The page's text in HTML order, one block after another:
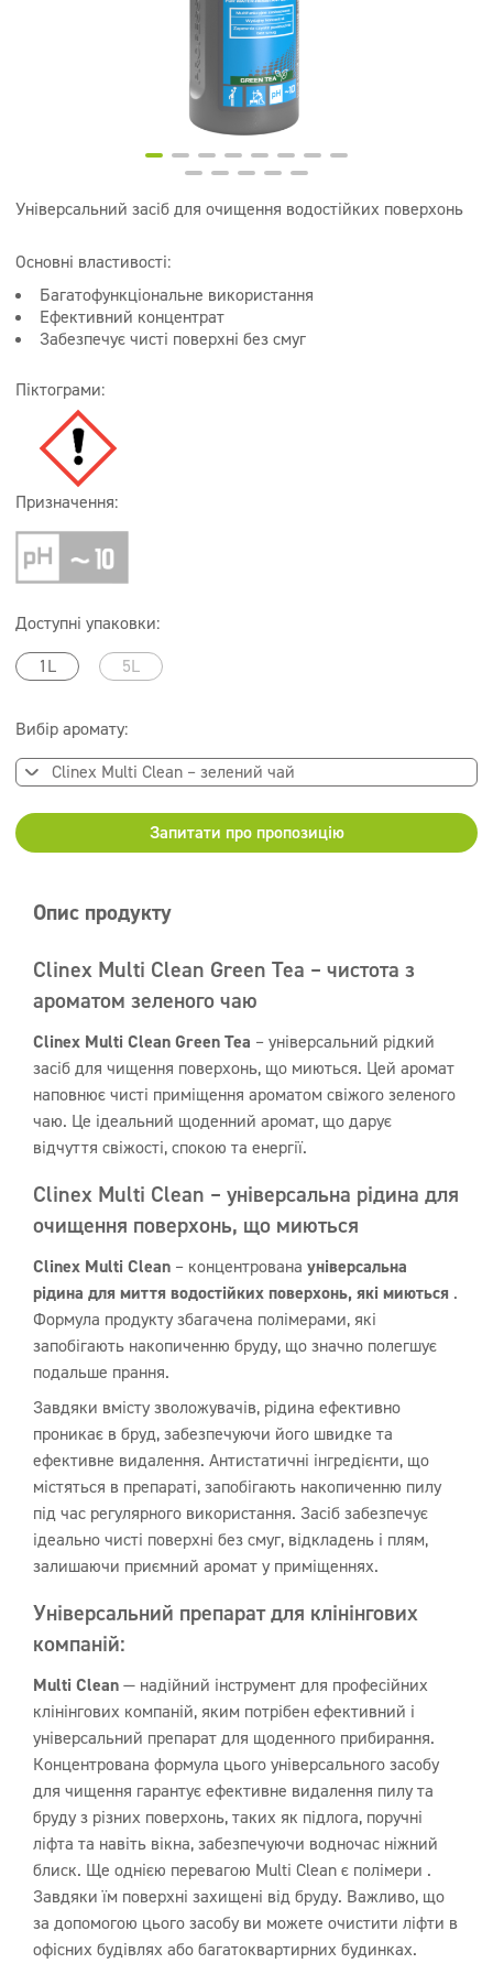
Універсальний засіб для очищення водостійких поверхонь
Основні властивості:
Багатофункціональне використання
Ефективний концентрат
Забезпечує чисті поверхні без смуг
Піктограми:
Призначення:
Доступні упаковки:
1L
5L
Вибір аромату:
Запитати про пропозицію
Опис продукту
Clinex Multi Clean Green Tea – чистота з
ароматом зеленого чаю
Clinex Multi Clean Green Tea – універсальний рідкий
засіб для чищення поверхонь, що миються. Цей аромат
наповнює чисті приміщення ароматом свіжого зеленого
чаю. Це ідеальний щоденний аромат, що дарує
відчуття свіжості, спокою та енергії.
Clinex Multi Clean – універсальна рідина для
очищення поверхонь, що миються
Clinex Multi Clean – концентрована універсальна
рідина для миття водостійких поверхонь, які миються .
Формула продукту збагачена полімерами, які
запобігають накопиченню бруду, що значно полегшує
подальше прання.
Завдяки вмісту зволожувачів, рідина ефективно
проникає в бруд, забезпечуючи його швидке та
ефективне видалення. Антистатичні інгредієнти, що
містяться в препараті, запобігають накопиченню пилу
під час регулярного використання. Засіб забезпечує
ідеально чисті поверхні без смуг, відкладень і плям,
залишаючи приємний аромат у приміщеннях.
Універсальний препарат для клінінгових
компаній:
Multi Clean— надійний інструмент для професійних
клінінгових компаній, яким потрібен ефективний і
універсальний препарат для щоденного прибирання.
Концентрована формула цього універсального засобу
для чищення гарантує ефективне видалення пилу та
бруду з різних поверхонь, таких як підлога, поручні
ліфта та навіть вікна, забезпечуючи водночас ніжний
блиск. Ще однією перевагою Multi Clean є полімери .
Завдяки їм поверхні захищені від бруду. Важливо, що
за допомогою цього засобу ви можете очистити ліфти в
офісних будівлях або багатоквартирних будинках.